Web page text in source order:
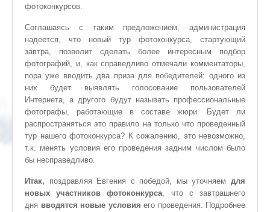
фотоконкурсов.
Соглашаясь с таким предложением, администрация
надеется, что новый тур фотоконкурса, стартующий
завтра, позволит сделать более интересным подбор
фотографий, и, как справедливо отмечали комментаторы,
пора уже вводить два приза для победителей: одного из
них будет выявлять голосование пользователей
Интернета, а другого будут называть профессиональные
фотографы, работающие в составе жюри. Будет ли
распространяться это правило на только что проведенный
тур нашего фотоконкурса? К сожалению, это невозможно,
т.к. менять условия его проведения задним числом было
бы несправедливо.
Итак, поздравляя Евгения с победой, мы уточняем для
новых участников фотоконкурса, что с завтрашнего
дня вводятся новые условия его проведения. Подробнее